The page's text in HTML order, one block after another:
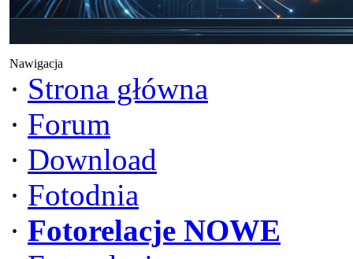
Nawigacja
· Strona główna
· Forum
· Download
· Fotodnia
· Fotorelacje NOWE